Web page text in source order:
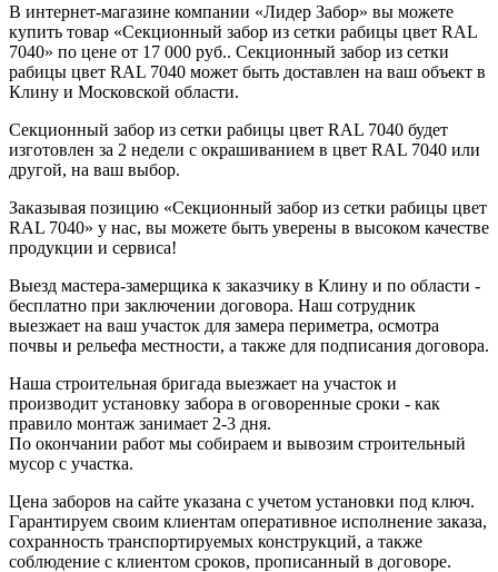
В интернет-магазине компании «Лидер Забор» вы можете
купить товар «Секционный забор из сетки рабицы цвет RAL
7040» по цене от 17 000 руб.. Секционный забор из сетки
рабицы цвет RAL 7040 может быть доставлен на ваш объект в
Клину и Московской области.
Секционный забор из сетки рабицы цвет RAL 7040 будет
изготовлен за 2 недели с окрашиванием в цвет RAL 7040 или
другой, на ваш выбор.
Заказывая позицию «Секционный забор из сетки рабицы цвет
RAL 7040» у нас, вы можете быть уверены в высоком качестве
продукции и сервиса!
Выезд мастера-замерщика к заказчику в Клину и по области -
бесплатно при заключении договора. Наш сотрудник
выезжает на ваш участок для замера периметра, осмотра
почвы и рельефа местности, а также для подписания договора.
Наша строительная бригада выезжает на участок и
производит установку забора в оговоренные сроки - как
правило монтаж занимает 2-3 дня.
По окончании работ мы собираем и вывозим строительный
мусор с участка.
Цена заборов на сайте указана с учетом установки под ключ.
Гарантируем своим клиентам оперативное исполнение заказа,
сохранность транспортируемых конструкций, а также
соблюдение с клиентом сроков, прописанный в договоре.